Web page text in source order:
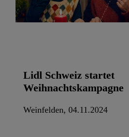
Lidl Schweiz startet
Weihnachtskampagne
Weinfelden, 04.11.2024